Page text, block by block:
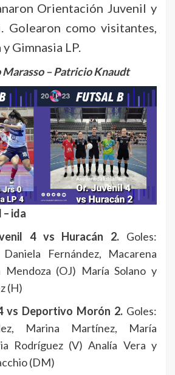
Orientación Juvenil y
Golearon como visitantes,
Gimnasia LP.
– Patricio Knaudt
ida
4 vs Huracán 2. Goles:
Fernández, Macarena
Mendoza (OJ) María Solano y
(H)
vs Deportivo Morón 2. Goles:
Marina Martínez, María
Rodríguez (V) Analía Vera y
(DM)